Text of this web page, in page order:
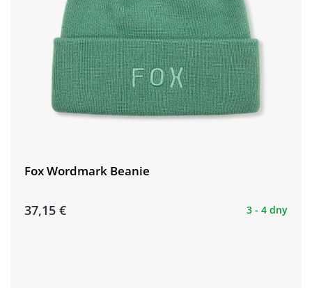
Fox Wordmark Beanie
37,15 € 3 - 4 dny